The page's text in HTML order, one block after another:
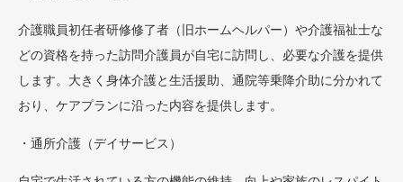
介護職員初任者研修修了者（旧ホームヘルパー）や介護福祉士な
どの資格を持った訪問介護員が自宅に訪問し、必要な介護を提供
します。大きく身体介護と生活援助、通院等乗降介助に分かれて
おり、ケアプランに沿った内容を提供します。
・通所介護（デイサービス）